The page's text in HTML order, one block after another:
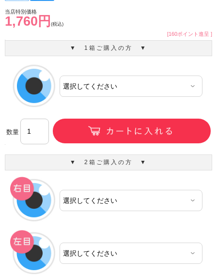
当店特別価格
1,760円 (税込)
[160ポイント進呈 ]
▼ 1箱ご購入の方 ▼
数量
▼ 2箱ご購入の方 ▼